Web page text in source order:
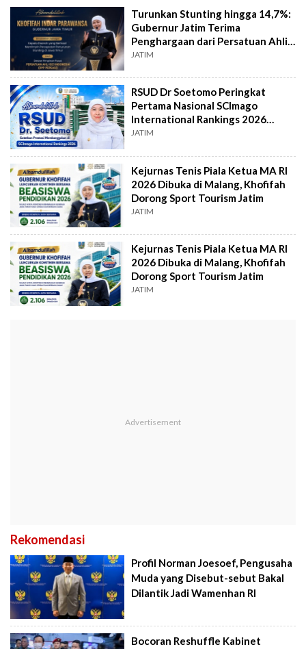
Turunkan Stunting hingga 14,7%:
Gubernur Jatim Terima
Penghargaan dari Persatuan Ahli
Gizi Indonesia
JATIM
RSUD Dr Soetomo Peringkat
Pertama Nasional SCImago
International Rankings 2026
Sektor Kesehatan
JATIM
Kejurnas Tenis Piala Ketua MA RI
2026 Dibuka di Malang, Khofifah
Dorong Sport Tourism Jatim
JATIM
Kejurnas Tenis Piala Ketua MA RI
2026 Dibuka di Malang, Khofifah
Dorong Sport Tourism Jatim
JATIM
Rekomendasi
Profil Norman Joesoef, Pengusaha
Muda yang Disebut-sebut Bakal
Dilantik Jadi Wamenhan RI
Bocoran Reshuffle Kabinet